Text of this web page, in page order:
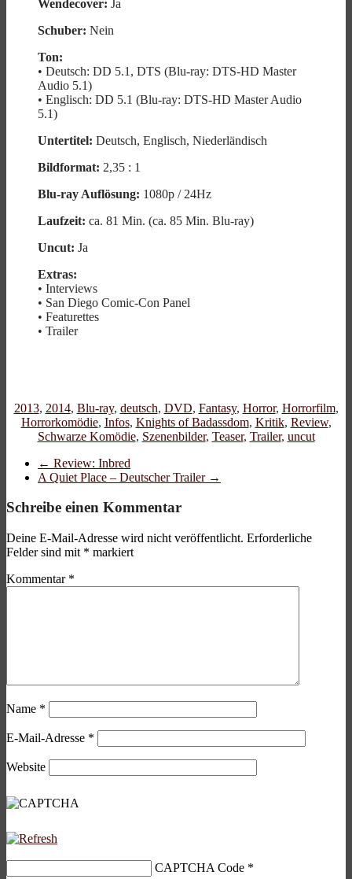
Wendecover: Ja
Schuber: Nein
Ton:
• Deutsch: DD 5.1, DTS (Blu-ray: DTS-HD Master
Audio 5.1)
• Englisch: DD 5.1 (Blu-ray: DTS-HD Master Audio
5.1)
Untertitel: Deutsch, Englisch, Niederländisch
Bildformat: 2,35 : 1
Blu-ray Auflösung: 1080p / 24Hz
Laufzeit: ca. 81 Min. (ca. 85 Min. Blu-ray)
Uncut: Ja
Extras:
• Interviews
• San Diego Comic-Con Panel
• Featurettes
• Trailer
2013, 2014, Blu-ray, deutsch, DVD, Fantasy, Horror, Horrorfilm,
Horrorkomödie, Infos, Knights of Badassdom, Kritik, Review,
Schwarze Komödie, Szenenbilder, Teaser, Trailer, uncut
← Review: Inbred
A Quiet Place – Deutscher Trailer →
Schreibe einen Kommentar
Deine E-Mail-Adresse wird nicht veröffentlicht. Erforderliche
Felder sind mit * markiert
Kommentar *
Name *
E-Mail-Adresse *
Website
CAPTCHA Code *